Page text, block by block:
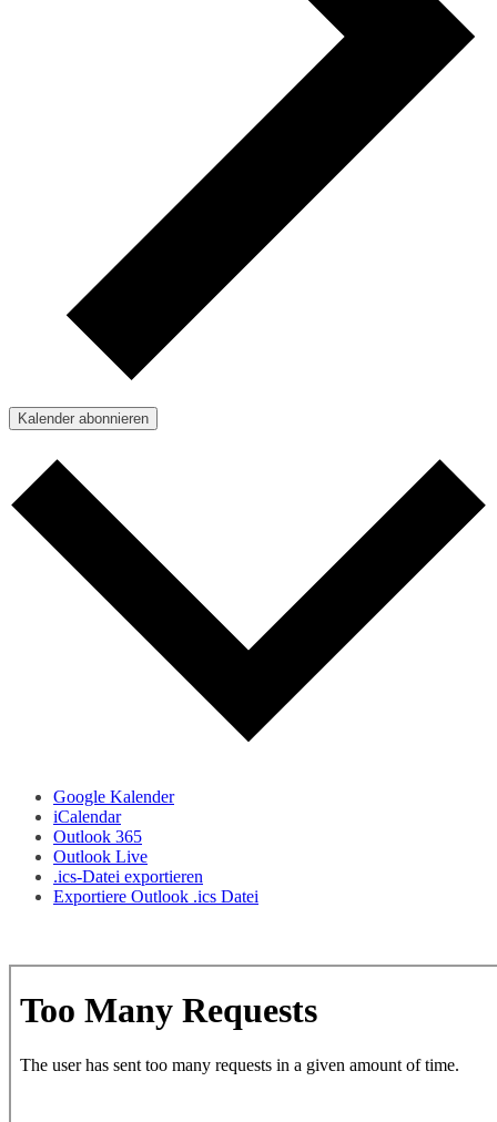
Kalender abonnieren
Google Kalender
iCalendar
Outlook 365
Outlook Live
.ics-Datei exportieren
Exportiere Outlook .ics Datei